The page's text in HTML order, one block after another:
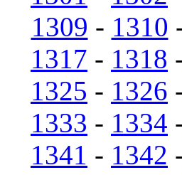
1309 - 1310
1317 - 1318
1325 - 1326
1333 - 1334
1341 - 1342